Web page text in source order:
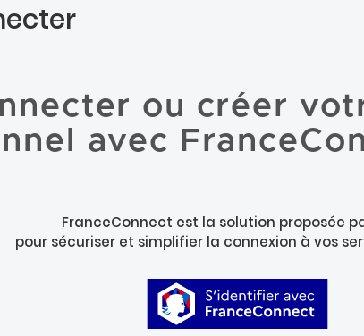
ou créer
avec
FranceConnect est la solution proposée
pour sécuriser et simplifier la connexion à vos